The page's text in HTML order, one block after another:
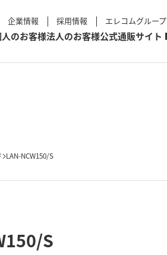
企業情報 採用情報 エレコムグループ
のお客様法人のお客様公式通販サイト
LAN-NCW150/S
S